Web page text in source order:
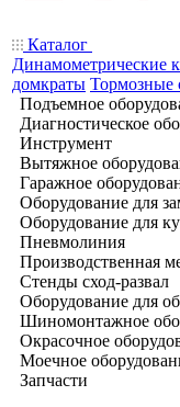
Каталог
Динамометрические
домкраты Тормозные
Подъемное
Диагностическое
Инструмент
Вытяжное
Гаражное
Оборудование для
Оборудование для
Пневмолиния
Производственная
Стенды сход-развал
Оборудование для
Шиномонтажное
Окрасочное
Моечное
Запчасти